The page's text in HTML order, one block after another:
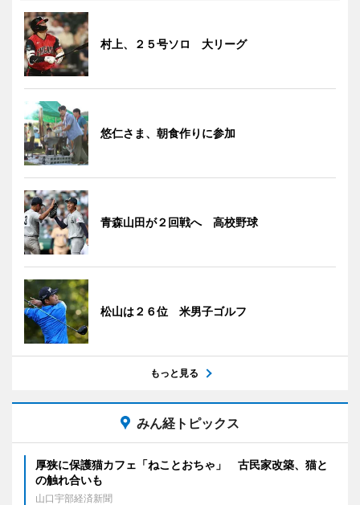
村上、２５号ソロ 大リーグ
悠仁さま、朝食作りに参加
青森山田が２回戦へ 高校野球
松山は２６位 米男子ゴルフ
もっと見る
みん経トピックス
厚狭に保護猫カフェ「ねことおちゃ」 古民家改築、猫と
の触れ合いも
山口宇部経済新聞